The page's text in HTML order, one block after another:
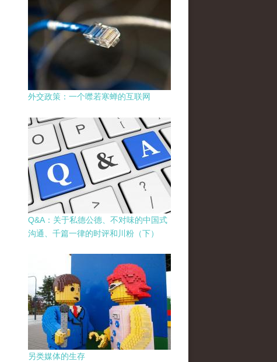
外交政策：一个噤若寒蝉的互联网
Q&A：关于私德公德、不对味的中国式
沟通、千篇一律的时评和川粉（下）
另类媒体的生存